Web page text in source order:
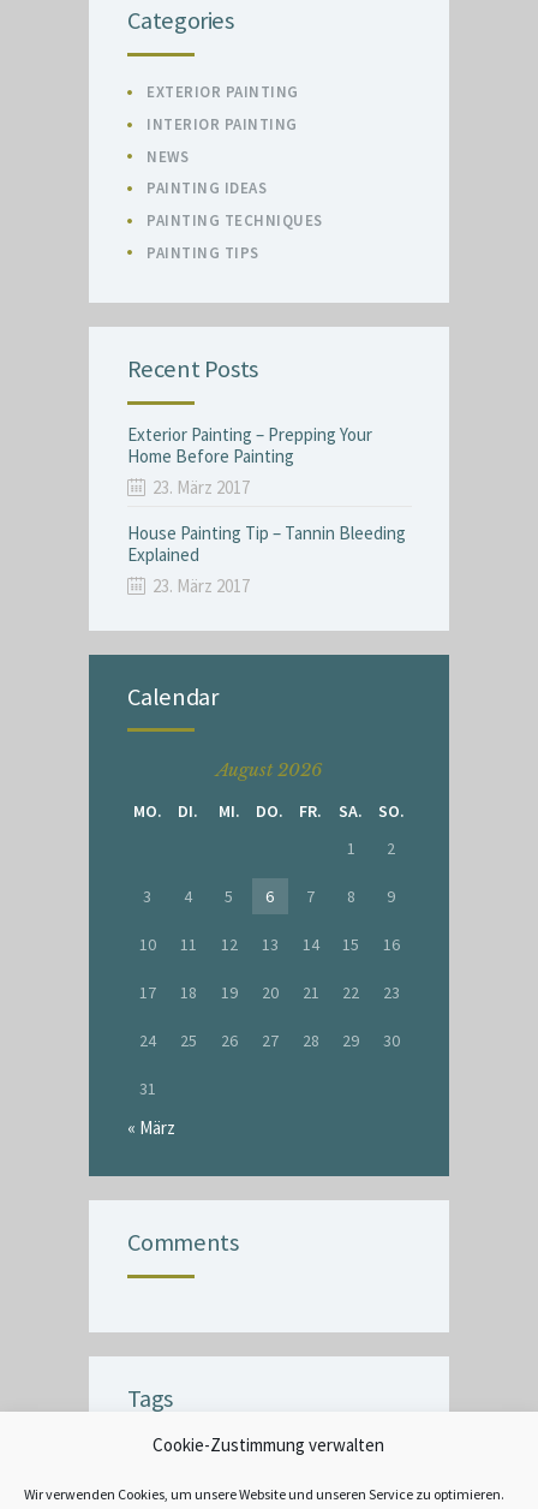
Cookie-Zustimmung verwalten
Wir verwenden Cookies, um unsere Website und unseren Service zu optimieren.
Categories
EXTERIOR PAINTING
INTERIOR PAINTING
NEWS
PAINTING IDEAS
PAINTING TECHNIQUES
PAINTING TIPS
Recent Posts
Exterior Painting – Prepping Your
Home Before Painting
23. März 2017
House Painting Tip – Tannin Bleeding
Explained
23. März 2017
Calendar
August 2026
MO.
DI. MI. DO. FR. SA.
SO.
1
2
3 4 5 6 7 8 9
10 11 12 13 14 15 16
17 18 19 20 21 22 23
24 25 26 27 28 29 30
31
« März
Comments
Tags
CRACK
CREATIVE DECOR